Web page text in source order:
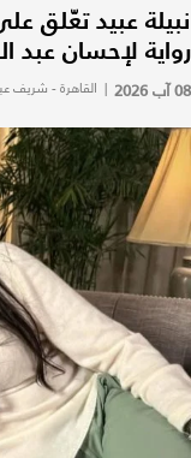
نبيلة عبيد تعّلق
رواية لإحسان عبد
08 آب 2026 | القاهرة - شريف